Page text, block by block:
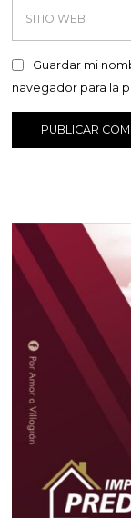
Guardar mi
navegador para la